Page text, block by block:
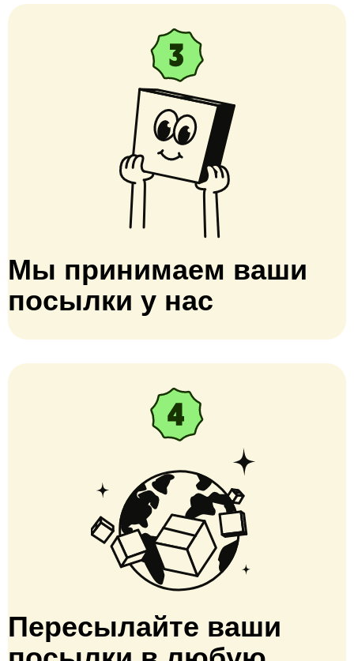
Мы принимаем ваши
посылки у нас
Пересылайте ваши